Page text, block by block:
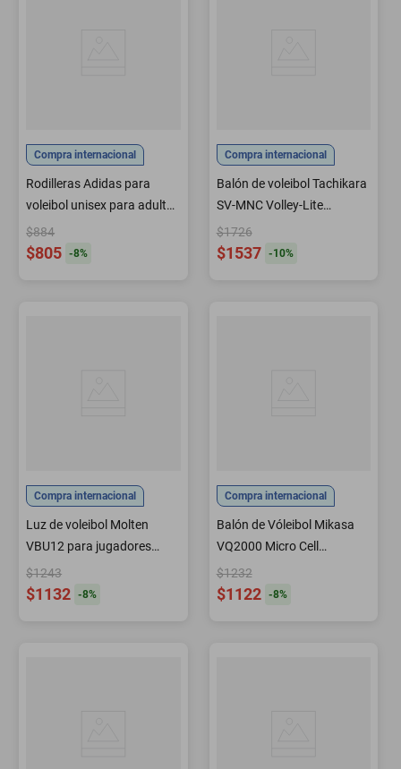
Compra internacional
Rodilleras Adidas para
voleibol unisex para adultos
5 pulgadas blanco/negro
$884
$805 -8%
Compra internacional
Balón de voleibol Tachikara
SV-MNC Volley-Lite
escarlata/blanco/real
$1726
$1537 -10%
Compra internacional
Luz de voleibol Molten
VBU12 para jugadores
menores de 12 años
$1243
$1132 -8%
Compra internacional
Balón de Vóleibol Mikasa
VQ2000 Micro Cell
Rojo/Blanco/Azul
$1232
$1122 -8%